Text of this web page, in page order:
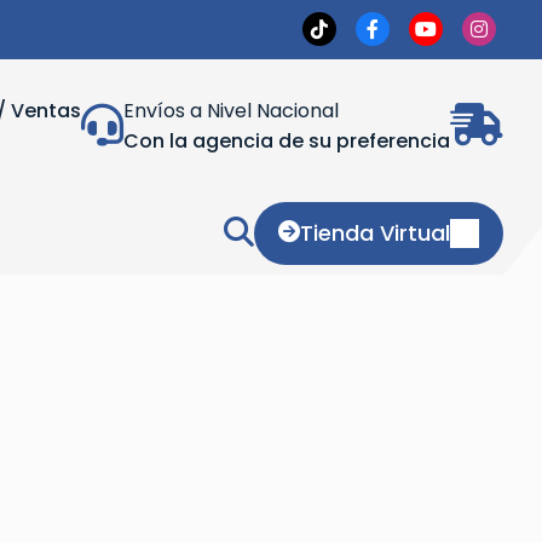
Ventas
Envíos a Nivel Nacional
Con la agencia de su preferencia
Tienda Virtual